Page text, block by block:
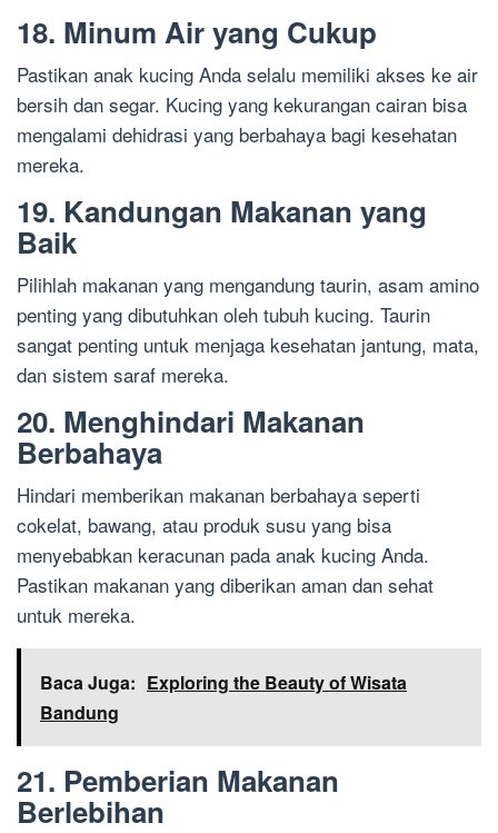
18. Minum Air yang Cukup
Pastikan anak kucing Anda selalu memiliki akses ke air
bersih dan segar. Kucing yang kekurangan cairan bisa
mengalami dehidrasi yang berbahaya bagi kesehatan
mereka.
19. Kandungan Makanan yang
Baik
Pilihlah makanan yang mengandung taurin, asam amino
penting yang dibutuhkan oleh tubuh kucing. Taurin
sangat penting untuk menjaga kesehatan jantung, mata,
dan sistem saraf mereka.
20. Menghindari Makanan
Berbahaya
Hindari memberikan makanan berbahaya seperti
cokelat, bawang, atau produk susu yang bisa
menyebabkan keracunan pada anak kucing Anda.
Pastikan makanan yang diberikan aman dan sehat
untuk mereka.
Baca Juga: Exploring the Beauty of Wisata
Bandung
21. Pemberian Makanan
Berlebihan